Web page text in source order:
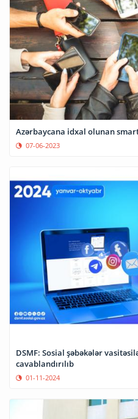
Azərbaycana idxal olunan
07-06-2023
DSMF: Sosial şəbəkələr
cavablandırılıb
01-11-2024